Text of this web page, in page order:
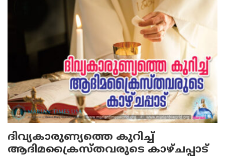
ദിവ്യകാരുണ്യത്തെ കുറിച്ച്
ആദിമക്രൈസ്തവരുടെ കാഴ്ചപ്പാട്